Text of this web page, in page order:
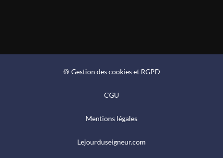
🍪 Gestion des cookies et RGPD
CGU
Mentions légales
Lejourduseigneur.com